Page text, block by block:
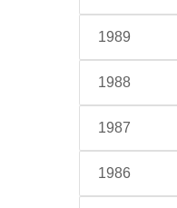
1989
1988
1987
1986